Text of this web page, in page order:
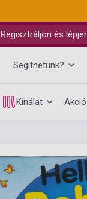
Regisztráljon és
Segíthetünk?
Kínálat